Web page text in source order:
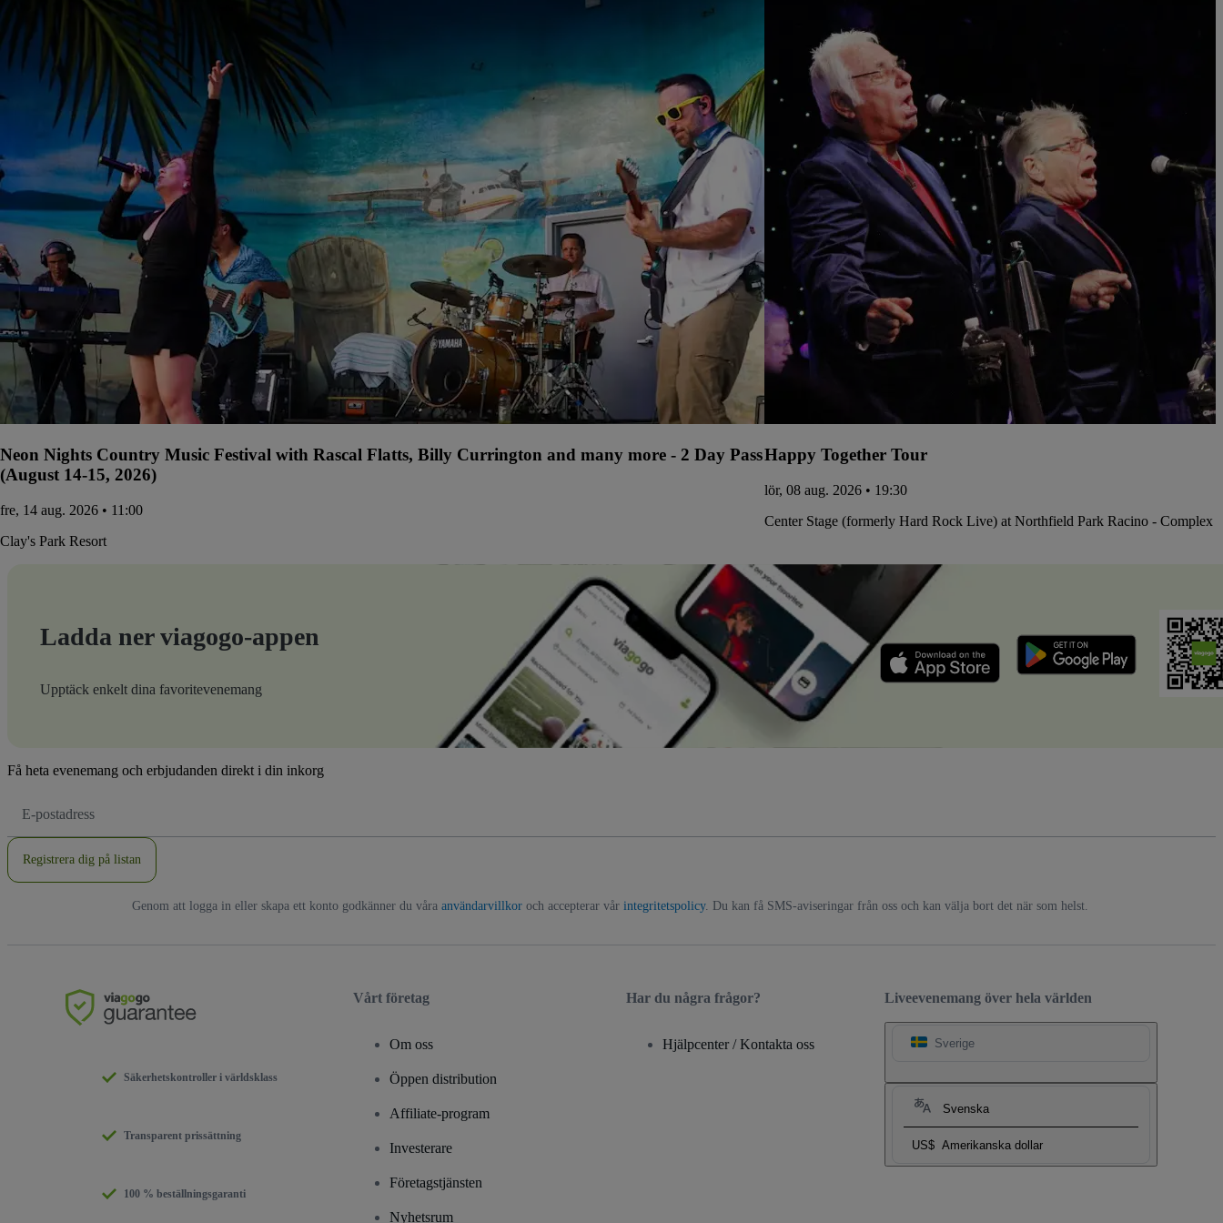
Neon Nights Country Music Festival with Rascal Flatts, Billy Currington and many more - 2 Day Pass
(August 14-15, 2026)
fre, 14 aug. 2026 • 11:00
Clay's Park Resort
Happy Together Tour
lör, 08 aug. 2026 • 19:30
Center Stage (formerly Hard Rock Live) at Northfield Park Racino - Complex
Ladda ner viagogo-appen
Upptäck enkelt dina favoritevenemang
Få heta evenemang och erbjudanden direkt i din inkorg
postadress
Registrera dig på listan
Genom att logga in eller skapa ett konto godkänner du våra användarvillkoroch accepterar vår integritetspolicy. Du kan få SMS-aviseringar från oss och kan välja bort det när som helst.
Liveevenemang över hela världen
Sverige
Svenska
US$ Amerikanska dollar
Säkerhetskontroller i världsklass
Transparent prissättning
100 % beställningsgaranti
Vårt företag
Om oss
Öppen distribution
Affiliate-program
Investerare
Företagstjänsten
Nyhetsrum
Har du några frågor?
Hjälpcenter / Kontakta oss